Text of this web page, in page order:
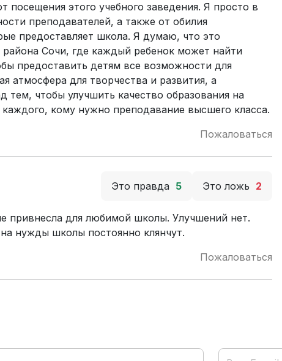
посещения этого учебного заведения. Я просто в
преподавателей, а также от обилия
предоставляет школа. Я думаю, что это
района Сочи, где каждый ребенок может найти
предоставить детям все возможности для
атмосфера для творчества и развития, а
тем, чтобы улучшить качество образования на
кому нужно преподавание высшего класса.
Пожаловаться
Это правда 5 Это ложь 2
привнесла для любимой школы. Улучшений нет.
нужды школы постоянно клянчут.
Пожаловаться